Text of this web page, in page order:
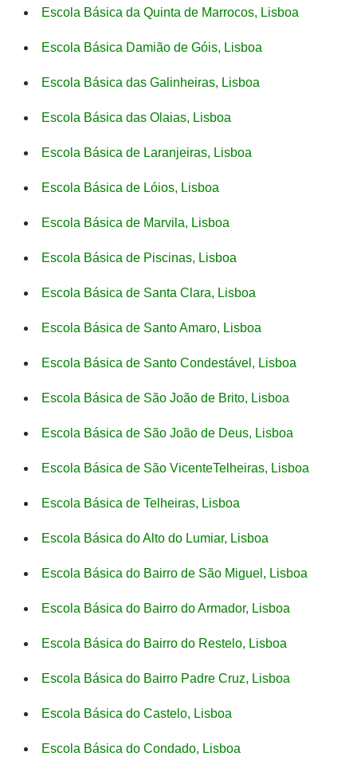
Escola Básica da Quinta de Marrocos, Lisboa
Escola Básica Damião de Góis, Lisboa
Escola Básica das Galinheiras, Lisboa
Escola Básica das Olaias, Lisboa
Escola Básica de Laranjeiras, Lisboa
Escola Básica de Lóios, Lisboa
Escola Básica de Marvila, Lisboa
Escola Básica de Piscinas, Lisboa
Escola Básica de Santa Clara, Lisboa
Escola Básica de Santo Amaro, Lisboa
Escola Básica de Santo Condestável, Lisboa
Escola Básica de São João de Brito, Lisboa
Escola Básica de São João de Deus, Lisboa
Escola Básica de São VicenteTelheiras, Lisboa
Escola Básica de Telheiras, Lisboa
Escola Básica do Alto do Lumiar, Lisboa
Escola Básica do Bairro de São Miguel, Lisboa
Escola Básica do Bairro do Armador, Lisboa
Escola Básica do Bairro do Restelo, Lisboa
Escola Básica do Bairro Padre Cruz, Lisboa
Escola Básica do Castelo, Lisboa
Escola Básica do Condado, Lisboa